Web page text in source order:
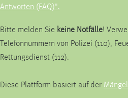
Antworten (FAQ)".
Bitte melden Sie keine Notfälle!
Telefonnummern von Polizei (110),
Rettungsdienst (112).
Diese Plattform basiert auf der